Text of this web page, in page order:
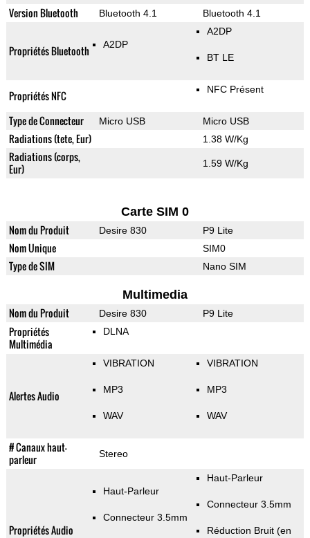
Version Bluetooth Bluetooth 4.1 Bluetooth 4.1
Propriétés Bluetooth A2DP
A2DP
BT LE
Propriétés NFC NFC Présent
Type de Connecteur Micro USB Micro USB
Radiations (tete, Eur) 1.38 W/Kg
Radiations (corps,
Eur)
1.59 W/Kg
Carte SIM 0
Nom du Produit Desire 830 P9 Lite
Nom Unique SIM0
Type de SIM Nano SIM
Multimedia
Nom du Produit Desire 830 P9 Lite
Propriétés
Multimédia
DLNA
Alertes Audio
VIBRATION
MP3
WAV
VIBRATION
MP3
WAV
# Canaux haut-
parleur
Stereo
Propriétés Audio
Haut-Parleur
Connecteur 3.5mm
Haut-Parleur
Connecteur 3.5mm
Réduction Bruit (en